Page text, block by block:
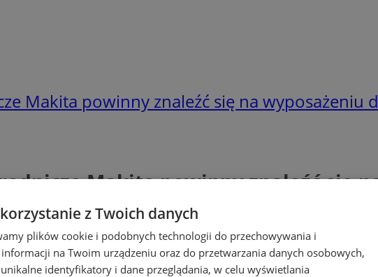
Makita powinny znaleźć się na wyposażeniu
Makita powinny znaleźć się
z Twoich danych
plików cookie i podobnych technologii do przechowywania i
na Twoim urządzeniu oraz do przetwarzania danych osobowych,
identyfikatory i dane przeglądania, w celu wyświetlania